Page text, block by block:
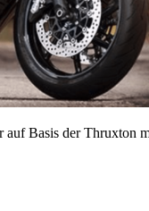
auf Basis der Thruxton